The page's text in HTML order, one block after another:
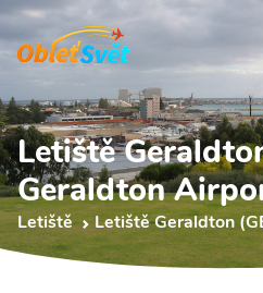
Letiště
Geraldton
Letiště Letiště Geraldton